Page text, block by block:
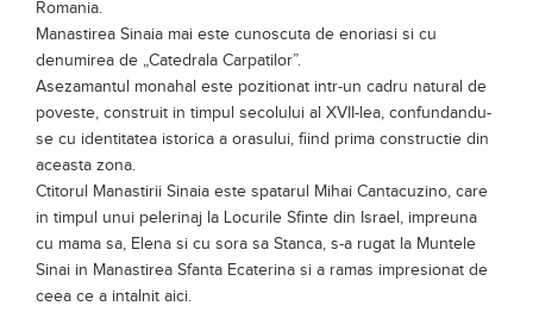
judetul Prahova, aflat pe Lista monumentelor istorice din
Romania.
Manastirea Sinaia mai este cunoscuta de enoriasi si cu
denumirea de „Catedrala Carpatilor”.
Asezamantul monahal este pozitionat intr-un cadru natural de
poveste, construit in timpul secolului al XVII-lea, confundandu-
se cu identitatea istorica a orasului, fiind prima constructie din
aceasta zona.
Ctitorul Manastirii Sinaia este spatarul Mihai Cantacuzino, care
in timpul unui pelerinaj la Locurile Sfinte din Israel, impreuna
cu mama sa, Elena si cu sora sa Stanca, s-a rugat la Muntele
Sinai in Manastirea Sfanta Ecaterina si a ramas impresionat de